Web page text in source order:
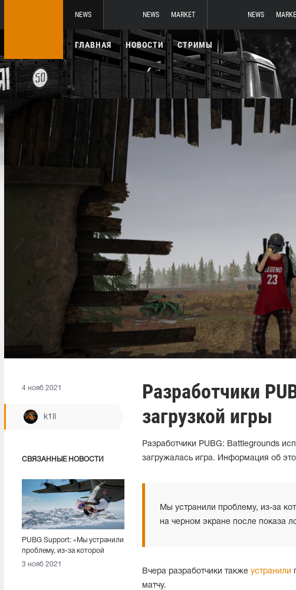
NEWS NEWS MARKET NEWS
ГЛАВНАЯ НОВОСТИ СТРИМЫ
4 нояб 2021
k1ll
СВЯЗАННЫЕ НОВОСТИ
PUBG Support: «Мы устранили
проблему, из-за которой
игроки не могли
3 нояб 2021
Разработчики
загрузкой игры
Разработчики PUBG: Battlegrounds
загружалась игра. Информация об
Мы устранили проблему, из-за
на черном экране после показа
Вчера разработчики также устранили
матчу.